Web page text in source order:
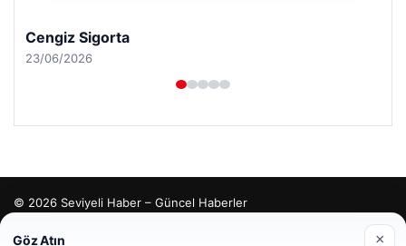
Cengiz Sigorta
23/06/2026
© 2026 Seviyeli Haber – Güncel Haberler
Göz Atın ×